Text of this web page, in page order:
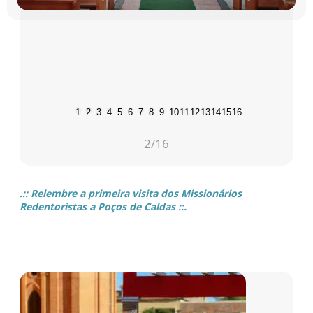
1 2 3 4 5 6 7 8 9 1011 1213141516
2/16
.:: Relembre a primeira visita dos Missionários
Redentoristas a Poços de Caldas ::.